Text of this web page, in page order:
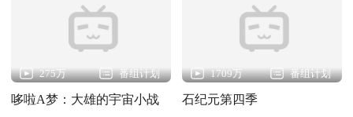
275万 番组计划
哆啦A梦：大雄的宇宙小战
1709万 番组计划
石纪元第四季